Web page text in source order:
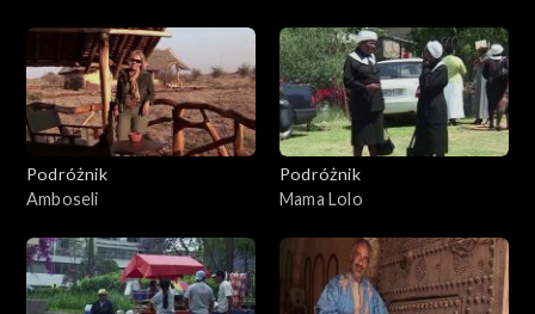
Podróżnik
Amboseli
Podróżnik
Mama Lolo